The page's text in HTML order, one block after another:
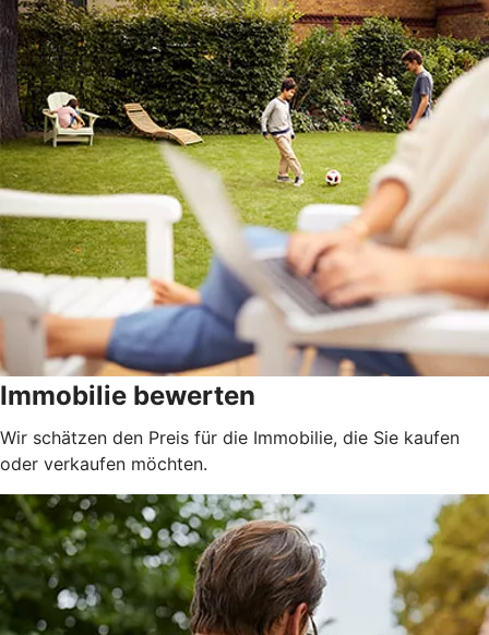
Immobilie bewerten
Wir schätzen den Preis für die Immobilie, die Sie kaufen
oder verkaufen möchten.